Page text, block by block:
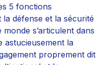
5 fonctions
la défense et la sécurité
s’articulent dans
astucieusement la
proprement dit